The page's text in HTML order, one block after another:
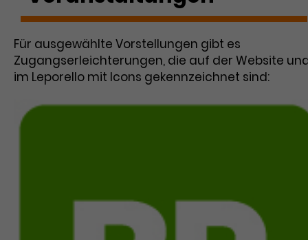
Für ausgewählte Vorstellungen gibt es
Zugangserleichterungen, die auf der Website
im Leporello mit Icons gekennzeichnet sind: